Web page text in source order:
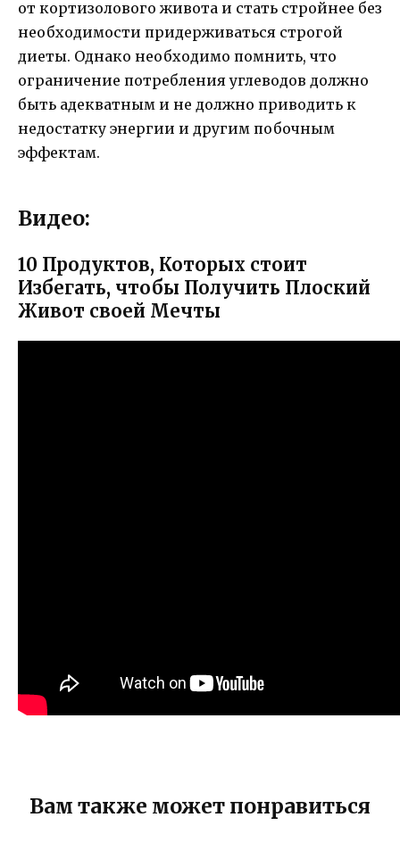
от кортизолового живота и стать стройнее без
необходимости придерживаться строгой
диеты. Однако необходимо помнить, что
ограничение потребления углеводов должно
быть адекватным и не должно приводить к
недостатку энергии и другим побочным
эффектам.
Видео:
10 Продуктов, Которых стоит
Избегать, чтобы Получить Плоский
Живот своей Мечты
Вам также может понравиться